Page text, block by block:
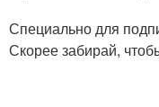
Специально для
Скорее забирай,